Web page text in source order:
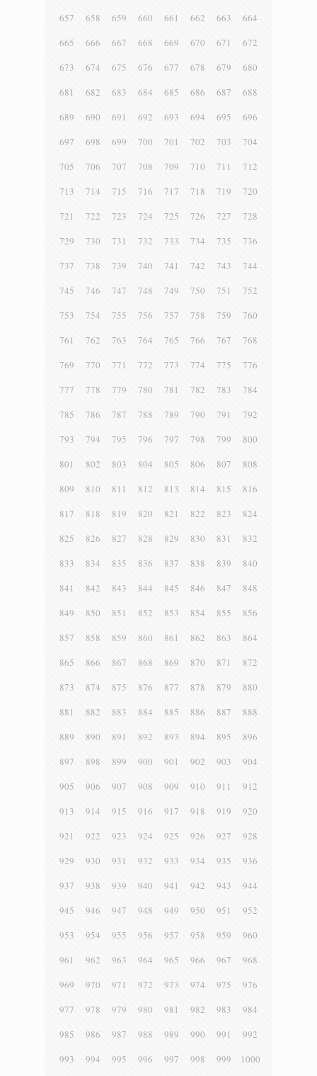
657
658 659 660 661 662 663
664
665
666 667 668 669 670 671
672
673
674 675 676 677 678 679
680
681
682 683 684 685 686 687
688
689
690 691 692 693 694 695
696
697
698 699 700 701 702 703
704
705
706 707 708 709 710 711
712
713
714 715 716 717 718 719
720
721
722 723 724 725 726 727
728
729
730 731 732 733 734 735
736
737
738 739 740 741 742 743
744
745
746 747 748 749 750 751
752
753
754 755 756 757 758 759
760
761
762 763 764 765 766 767
768
769
770 771 772 773 774 775
776
777
778 779 780 781 782 783
784
785
786 787 788 789 790 791
792
793
794 795 796 797 798 799
800
801
802 803 804 805 806 807
808
809
810 811 812 813 814 815
816
817
818 819 820 821 822 823
824
825
826 827 828 829 830 831
832
833
834 835 836 837 838 839
840
841
842 843 844 845 846 847
848
849
850 851 852 853 854 855
856
857
858 859 860 861 862 863
864
865
866 867 868 869 870 871
872
873
874 875 876 877 878 879
880
881
882 883 884 885 886 887
888
889
890 891 892 893 894 895
896
897
898 899 900 901 902 903
904
905
906 907 908 909 910 911
912
913
914 915 916 917 918 919
920
921
922 923 924 925 926 927
928
929
930 931 932 933 934 935
936
937
938 939 940 941 942 943
944
945
946 947 948 949 950 951
952
953
954 955 956 957 958 959
960
961
962 963 964 965 966 967
968
969
970 971 972 973 974 975
976
977
978 979 980 981 982 983
984
985
986 987 988 989 990 991
992
993
994 995 996 997 998 999
1000